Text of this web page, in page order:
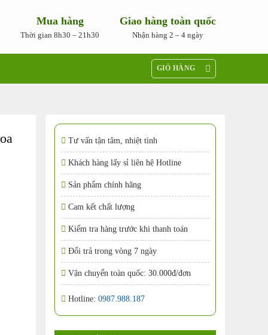
Mua hàng
Thời gian 8h30 – 21h30
Giao hàng toàn quốc
Nhận hàng 2 – 4 ngày
GIỎ HÀNG
Tư vấn tận tâm, nhiệt tình
Khách hàng lấy sỉ liên hệ Hotline
Sản phẩm chính hãng
Cam kết chất lượng
Kiểm tra hàng trước khi thanh toán
Đổi trả trong vòng 7 ngày
Vận chuyển toàn quốc: 30.000đ/đơn
Hotline: 0987.988.187